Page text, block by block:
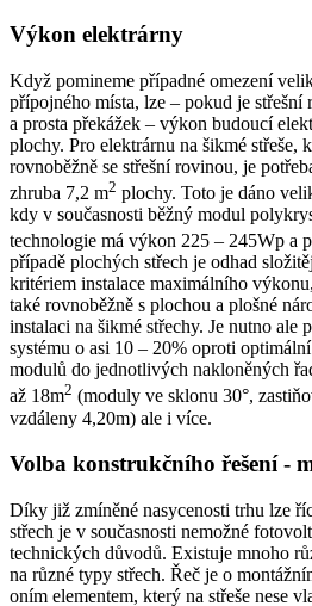
Výkon elektrárny
Když pomineme případné omezení
přípojného místa, lze – pokud je střešní
a prosta překážek – výkon budoucí
plochy. Pro elektrárnu na šikmé střeše,
rovnoběžně se střešní rovinou, je
zhruba 7,2 m2 plochy. Toto je dáno
kdy v současnosti běžný modul
technologie má výkon 225 – 245Wp a
případě plochých střech je odhad
kritériem instalace maximálního
také rovnoběžně s plochou a plošné
instalaci na šikmé střechy. Je nutno ale
systému o asi 10 – 20% oproti
modulů do jednotlivých nakloněných
až 18m2 (moduly ve sklonu 30°,
vzdáleny 4,20m) ale i více.
Volba konstrukčního řešení -
Díky již zmíněné nasycenosti trhu lze
střech je v současnosti nemožné
technických důvodů. Existuje mnoho
na různé typy střech. Řeč je o
oním elementem, který na střeše nese